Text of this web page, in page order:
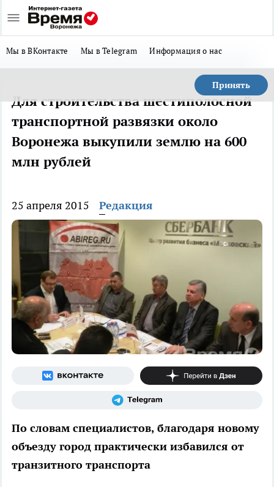
Мы в ВКонтакте Мы в Telegram Информация о нас
Принять
Для строительства шестиполосной
транспортной развязки около
Воронежа выкупили землю на 600
млн рублей
25 апреля 2015 Редакция
По словам специалистов, благодаря новому
объезду город практически избавился от
транзитного транспорта